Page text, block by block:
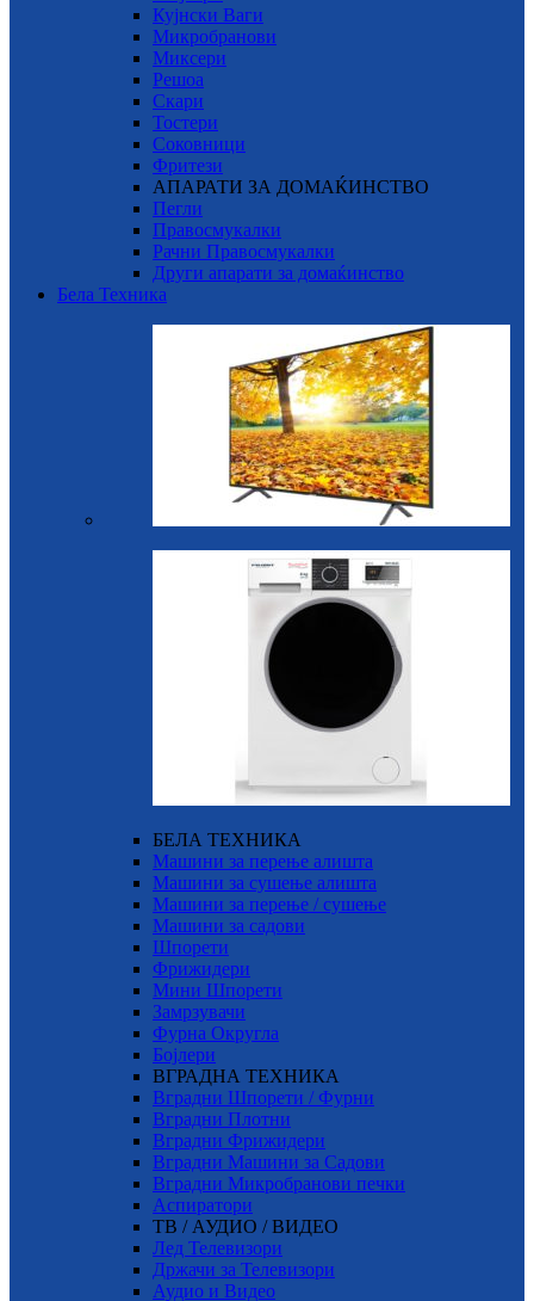
Кујнски Ваги
Микробранови
Миксери
Решоа
Скари
Тостери
Соковници
Фритези
АПАРАТИ ЗА ДОМАЌИНСТВО
Пегли
Правосмукалки
Рачни Правосмукалки
Други апарати за домаќинство
Бела Техника
БЕЛА ТЕХНИКА
Машини за перење алишта
Машини за сушење алишта
Машини за перење / сушење
Машини за садови
Шпорети
Фрижидери
Мини Шпорети
Замрзувачи
Фурна Округла
Бојлери
ВГРАДНА ТЕХНИКА
Вградни Шпорети / Фурни
Вградни Плотни
Вградни Фрижидери
Вградни Машини за Садови
Вградни Микробранови печки
Аспиратори
ТВ / АУДИО / ВИДЕО
Лед Телевизори
Држачи за Телевизори
Аудио и Видео